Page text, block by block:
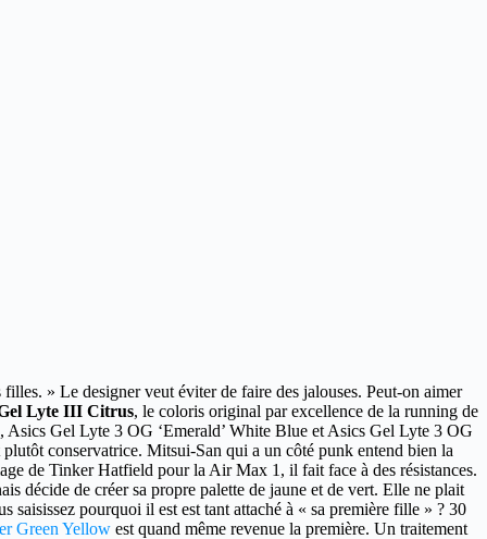
» Le designer veut éviter de faire des jalouses. Peut-on aimer
Lyte III Citrus, le coloris original par excellence de la running de
, Asics Gel Lyte 3 OG ‘Emerald’ White Blue et Asics Gel Lyte 3 OG
conservatrice. Mitsui-San qui a un côté punk entend bien la
de Tinker Hatfield pour la Air Max 1, il fait face à des résistances.
décide de créer sa propre palette de jaune et de vert. Elle ne plait
saisissez pourquoi il est est tant attaché à « sa première fille » ? 30
Green Yellow est quand même revenue la première. Un traitement